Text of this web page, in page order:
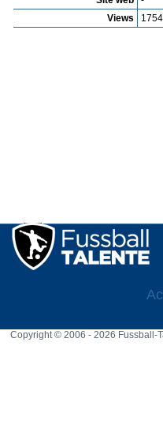
Views
Copyright © 2006 - 2026 Fussball-